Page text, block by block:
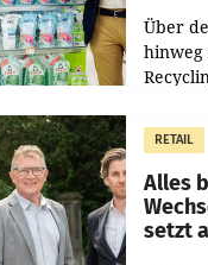
Über
hinweg
Müller
RETAIL
Alles
setzt